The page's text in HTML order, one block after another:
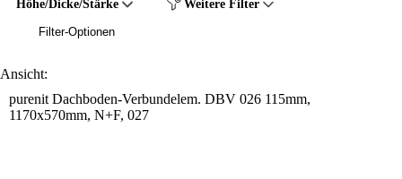
Höhe/Dicke/Stärke Weitere Filter
Filter-Optionen
Ansicht:
purenit Dachboden-Verbundelem. DBV 026 115mm,
1170x570mm, N+F, 027